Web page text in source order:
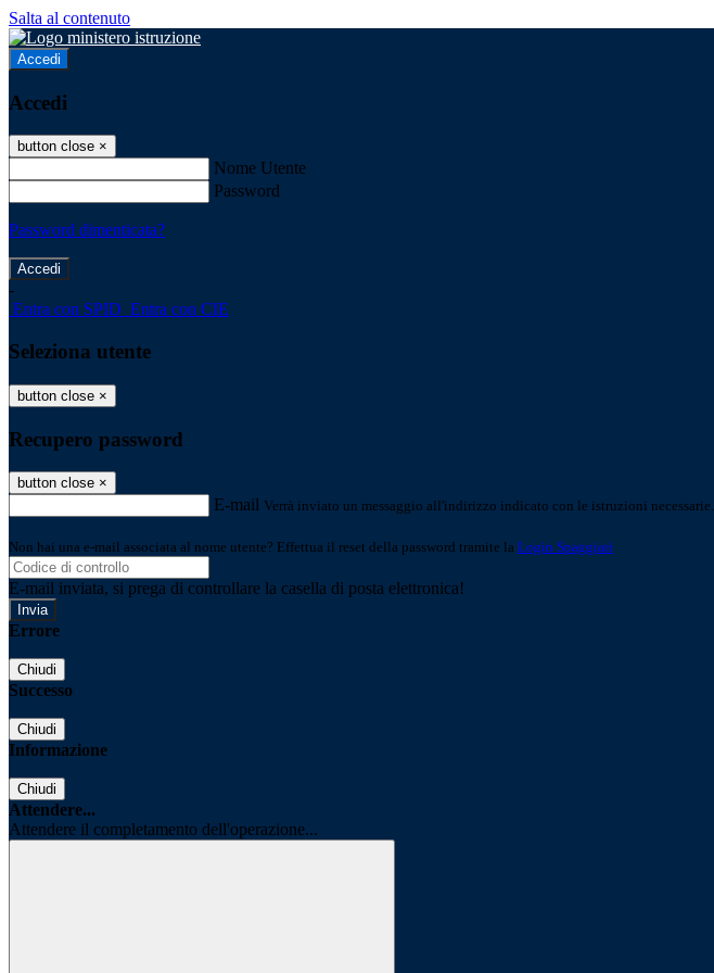
Salta al contenuto
Accedi
Accedi
button close ×
Nome Utente
Password
Password dimenticata?
-
Entra con SPID Entra con CIE
Seleziona utente
button close ×
Recupero password
button close ×
E-mail Verrà inviato un messaggio all'indirizzo indicato con le istruzioni necessarie.
Non hai una e-mail associata al nome utente? Effettua il reset della password tramite la Login Spaggiari
E-mail inviata, si prega di controllare la casella di posta elettronica!
Errore
Chiudi
Successo
Chiudi
Informazione
Chiudi
Attendere...
Attendere il completamento dell'operazione...